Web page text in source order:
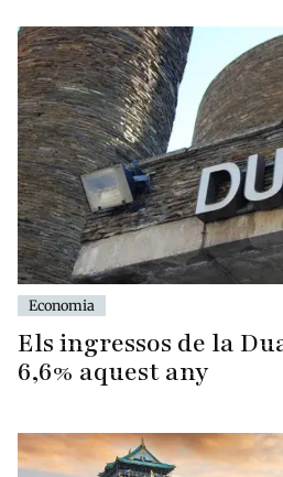
Economia
Els ingressos de la
6,6% aquest any